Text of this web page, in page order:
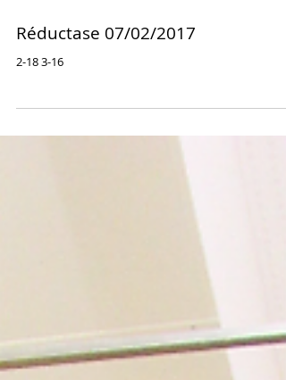
Réductase 07/02/2017
2-18 3-16